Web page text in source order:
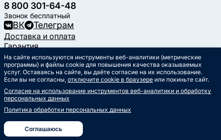
8 800 301-64-48
Звонок бесплатный
ВК Телеграм
Доставка и оплата
Гарантия
Контакты
Статьи
Музыкальный календарь
Публичная оферта
Политика обработки
Согласие на обработкуперсональных данных
На сайте используются инструменты веб-аналитики (метрические
программы) и файлы cookie для повышения качества оказываемых
услуг. Оставаясь на сайте, вы даёте согласие на их использование.
Если вы не согласны, отключите cookie в браузере или покиньте сайт.
Согласие на использование инструментов веб-аналитики и обработку
персональных данных
Политика обработки персональных данных
Соглашаюсь